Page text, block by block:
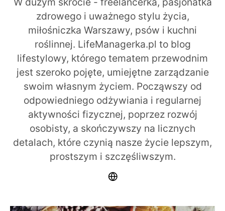
zdrowego i uważnego stylu życia,
miłośniczka Warszawy, psów i kuchni
roślinnej. LifeManagerka.pl to blog
lifestylowy, którego tematem przewodnim
jest szeroko pojęte, umiejętne zarządzanie
swoim własnym życiem. Począwszy od
odpowiedniego odżywiania i regularnej
aktywności fizycznej, poprzez rozwój
osobisty, a skończywszy na licznych
detalach, które czynią nasze życie lepszym,
prostszym i szczęśliwszym.